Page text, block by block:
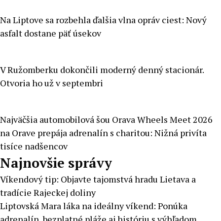
Na Liptove sa rozbehla ďalšia vlna opráv ciest: Nový
asfalt dostane päť úsekov
V Ružomberku dokončili moderný denný stacionár.
Otvoria ho už v septembri
Najväčšia automobilová šou Orava Wheels Meet 2026
na Orave prepája adrenalín s charitou: Nižná privíta
tisíce nadšencov
Najnovšie správy
Víkendový tip: Objavte tajomstvá hradu Lietava a
tradície Rajeckej doliny
Liptovská Mara láka na ideálny víkend: Ponúka